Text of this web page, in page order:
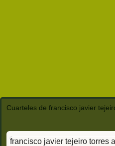
Cuarteles de francisco javier
francisco javier tejeiro torres